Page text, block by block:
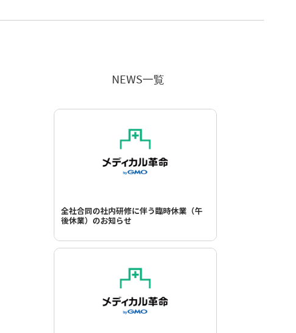
NEWS一覧
全社合同の社内研修に伴う臨時休業（午
後休業）のお知らせ